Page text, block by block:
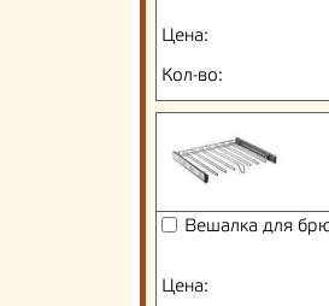
Цена:
Кол-во:
Вешалка для
Цена: